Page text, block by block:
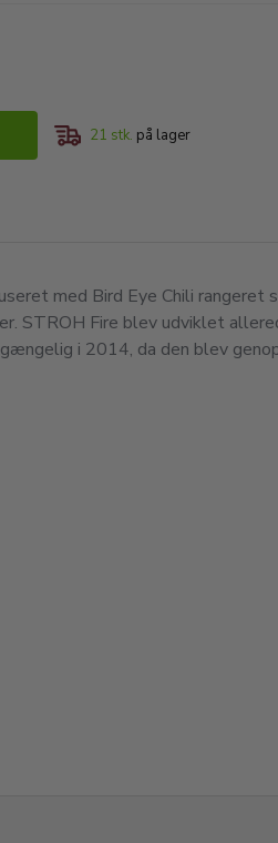
21 stk. på lager
med Bird Eye Chili rangeret
STROH Fire blev udviklet
i 2014, da den blev